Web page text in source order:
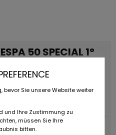
50 SPECIAL 1°
bevor Sie unsere Website weiter
und Ihre Zustimmung zu
müssen Sie Ihre
bitten.